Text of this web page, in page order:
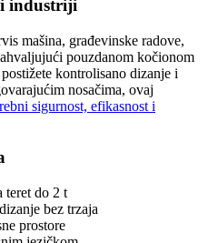
industriji
mašina, građevinske radove,
pouzdanom kočionom
kontrolisano dizanje i
nosačima, ovaj
sigurnost, efikasnost i
teret do 2 t
bez trzaja
prostore